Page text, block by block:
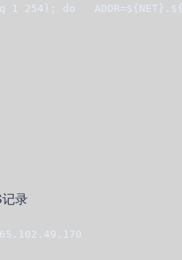
1 254); do
录